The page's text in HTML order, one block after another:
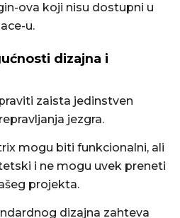
ova koji nisu dostupni u
u.
dizajna i
zaista jedinstven
jezgra.
mogu biti funkcionalni, ali
i ne mogu uvek preneti
projekta.
dizajna zahteva